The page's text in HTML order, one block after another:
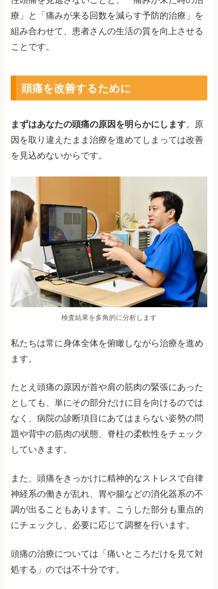
療」と「痛みが来る回数を減らす予防的治療」を
組み合わせて、患者さんの生活の質を向上させる
ことです。
頭痛を改善するために
まずはあなたの頭痛の原因を明らかにします。原
因を取り違えたまま治療を進めてしまっては改善
を見込めないからです。
検査結果を多角的に分析します
私たちは常に身体全体を俯瞰しながら治療を進め
ます。
たとえ頭痛の原因が首や肩の筋肉の緊張にあった
としても、単にその部分だけに目を向けるのでは
なく、病院の診断項目にあてはまらない姿勢の問
題や背中の筋肉の状態、脊柱の柔軟性をチェック
していきます。
また、頭痛をきっかけに精神的なストレスで自律
神経系の働きが乱れ、胃や腸などの消化器系の不
調が出ることもあります。こうした部分も重点的
にチェックし、必要に応じて調整を行います。
頭痛の治療については「痛いところだけを見て対
処する」のでは不十分です。